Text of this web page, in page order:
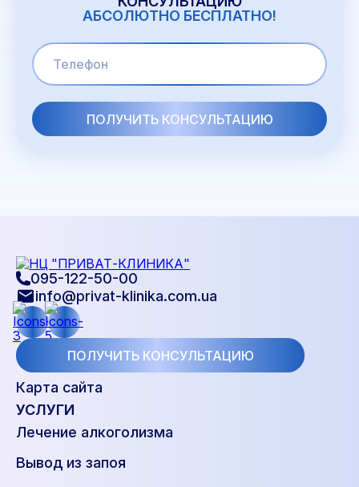
АБСОЛЮТНО БЕСПЛАТНО!
095-122-50-00
info@privat-klinika.com.ua
ПОЛУЧИТЬ КОНСУЛЬТАЦИЮ
Карта сайта
УСЛУГИ
Лечение алкоголизма
Вывод из запоя